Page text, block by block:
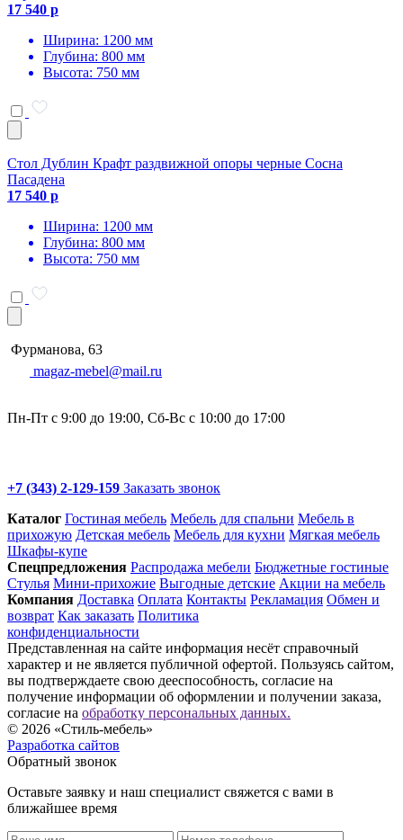
17 540 р
Ширина: 1200 мм
Глубина: 800 мм
Высота: 750 мм
Стол Дублин Крафт раздвижной опоры черные Сосна
Пасадена
17 540 р
Ширина: 1200 мм
Глубина: 800 мм
Высота: 750 мм
Фурманова, 63
magaz-mebel@mail.ru
Пн-Пт с 9:00 до 19:00, Сб-Вс с 10:00 до 17:00
+7 (343) 2-129-159 Заказать звонок
Каталог Гостиная мебель Мебель для спальни Мебель в
прихожую Детская мебель Мебель для кухни Мягкая мебель
Шкафы-купе
Спец­предложения Распродажа мебели Бюджетные гостиные
Стулья Мини-прихожие Выгодные детские Акции на мебель
Компания Доставка Оплата Контакты Рекламация Обмен и
возврат Как заказать Политика
конфиденциальности
Представленная на сайте информация несёт справочный
характер и не является публичной офертой. Пользуясь сайтом,
вы подтверждаете свою дееспособность, согласие на
получение информации об оформлении и получении заказа,
согласие на обработку персональных данных.
© 2026 «Стиль-мебель»
Разработка сайтов
Обратный звонок
Оставьте заявку и наш специалист свяжется с вами в
ближайшее время